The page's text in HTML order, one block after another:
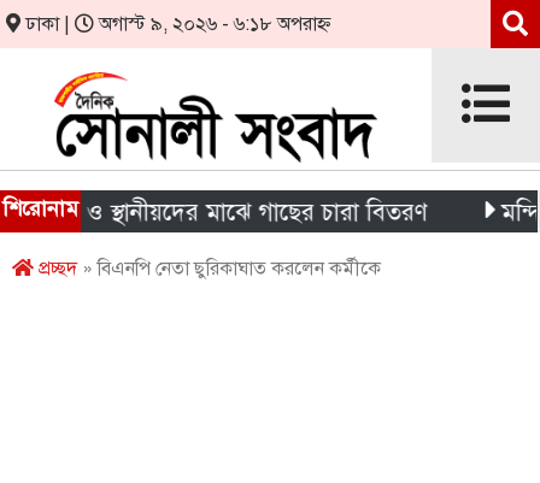
ঢাকা | অগাস্ট ৯, ২০২৬ - ৬:১৮ অপরাহ্ন
শিরোনাম
ও স্থানীয়দের মাঝে গাছের চারা বিতরণ মন্দিরের
প্রচ্ছদ» বিএনপি নেতা ছুরিকাঘাত করলেন কর্মীকে